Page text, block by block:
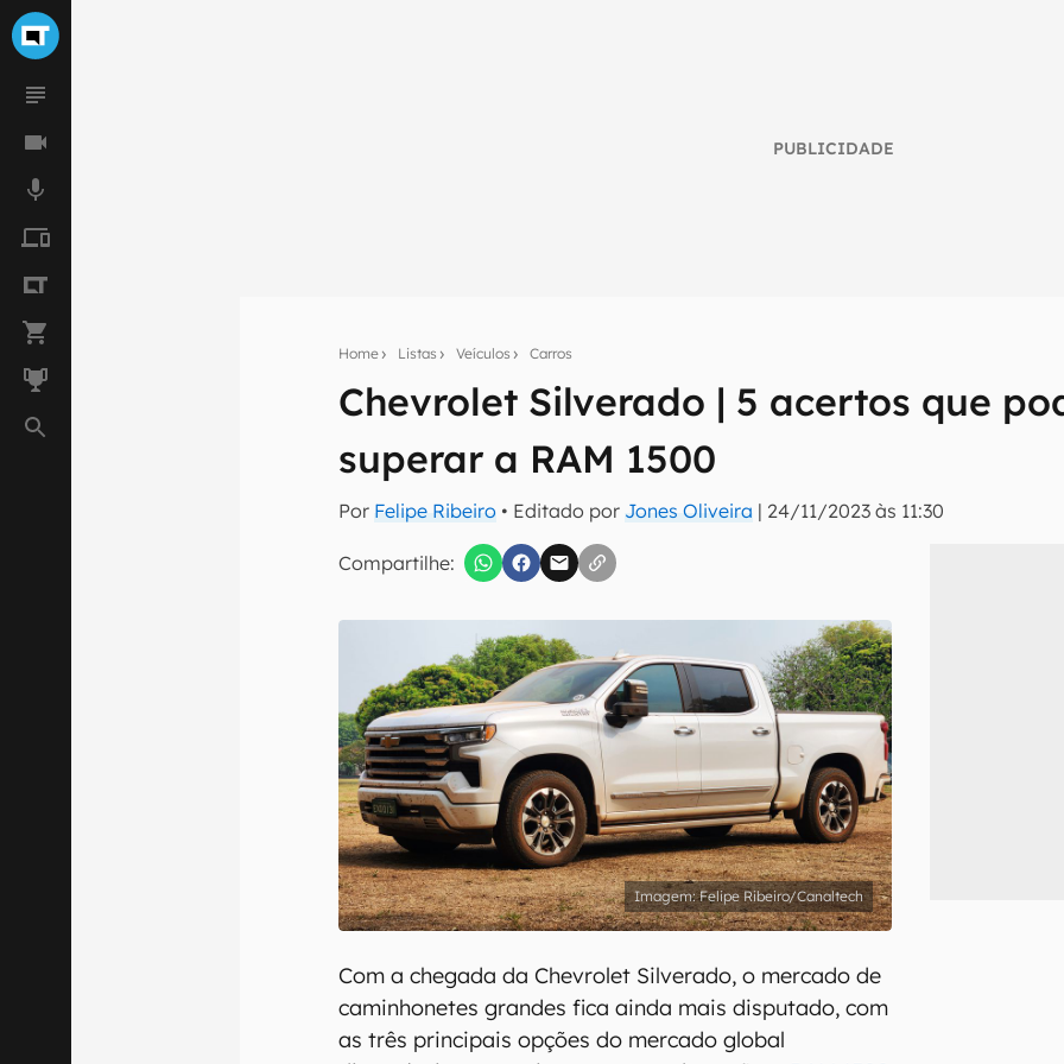
PUBLICIDADE
Home Listas Veículos Carros
Chevrolet Silverado | 5 acertos que
superar a RAM 1500
Por Felipe Ribeiro • Editado por Jones Oliveira | 24/11/2023 às 11:30
Compartilhe:
Seu resumo inteligente do mundo tech!
Assine a newsletter do Canaltech e receba notícias e reviews sobre tecnologia
inscreva-se
Confirmo que li, aceito e concordo com os Termos de Uso e Política de Privacidade do
Felipe Ribeiro/Canaltech
Com a chegada da Chevrolet Silverado, o mercado de
caminhonetes grandes fica ainda mais disputado, com
as três principais opções do mercado global